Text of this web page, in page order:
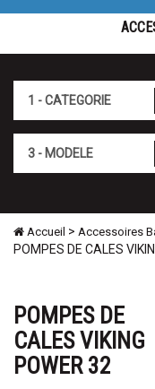
Accueil > Accessoires
POMPES DE CALES
POMPES DE
CALES VIKING
POWER 32